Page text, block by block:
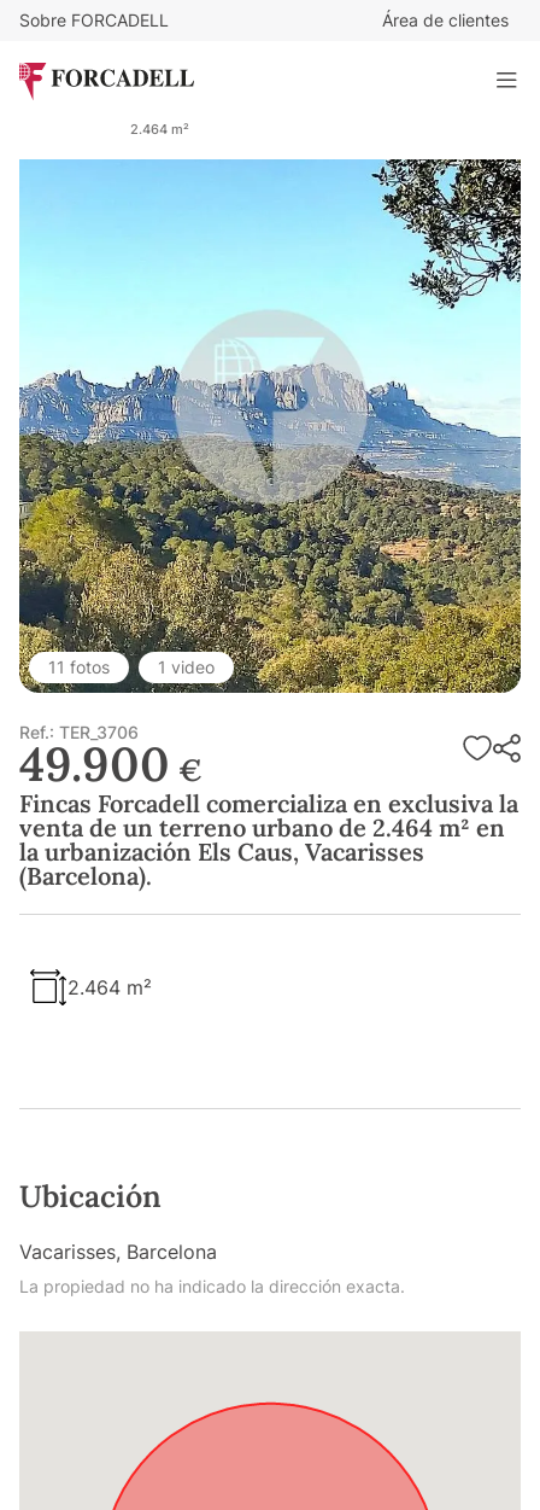
Sobre FORCADELL Área de clientes
49.900
terreno urbano de 2.464 m² en la urbanización Els Caus,
2.464 m²
11 fotos 1 video
Ref.: TER_3706
49.900 €
Fincas Forcadell comercializa en exclusiva la
venta de un terreno urbano de 2.464 m² en
la urbanización Els Caus, Vacarisses
(Barcelona).
2.464 m²
Ubicación
Vacarisses, Barcelona
La propiedad no ha indicado la dirección exacta.